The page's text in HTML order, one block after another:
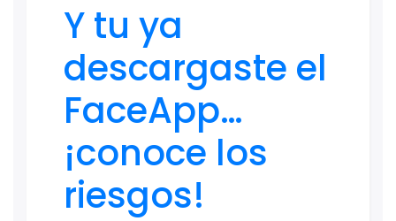
Y tu ya
descargaste el
FaceApp…
¡conoce los
riesgos!